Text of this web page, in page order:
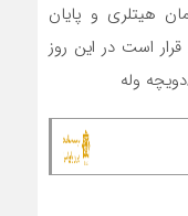
هیتلری و پایان
است در این روز
وله